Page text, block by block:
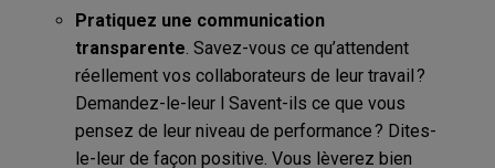
Pratiquez une communication
transparente. Savez-vous ce qu’attendent
réellement vos collaborateurs de leur travail ?
Demandez-le-leur l Savent-ils ce que vous
pensez de leur niveau de performance ? Dites-
le-leur de façon positive. Vous lèverez bien